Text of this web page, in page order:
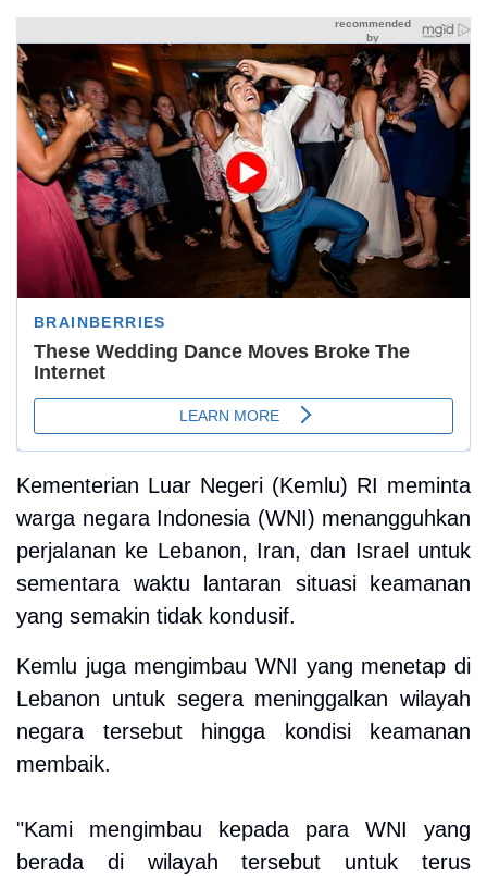
Kementerian Luar Negeri (Kemlu) RI meminta
warga negara Indonesia (WNI) menangguhkan
perjalanan ke Lebanon, Iran, dan Israel untuk
sementara waktu lantaran situasi keamanan
yang semakin tidak kondusif.
Kemlu juga mengimbau WNI yang menetap di
Lebanon untuk segera meninggalkan wilayah
negara tersebut hingga kondisi keamanan
membaik.
"Kami mengimbau kepada para WNI yang
berada di wilayah tersebut untuk terus